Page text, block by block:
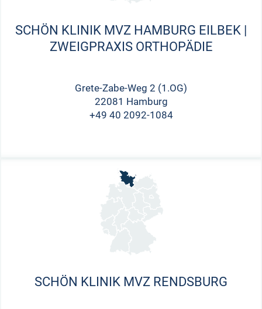
SCHÖN KLINIK MVZ HAMBURG EILBEK |
ZWEIGPRAXIS ORTHOPÄDIE
Grete-Zabe-Weg 2 (1.OG)
22081 Hamburg
+49 40 2092-1084
SCHÖN KLINIK MVZ RENDSBURG